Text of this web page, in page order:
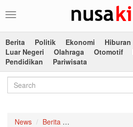
Toggle
Berita
Politik Ekonomi Hiburan
Luar Negeri
Olahraga Otomotif
Pendidikan
Pariwisata
News Berita